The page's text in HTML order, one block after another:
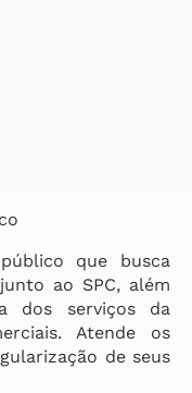
que busca
ao SPC, além
dos serviços da
Atende os
de seus